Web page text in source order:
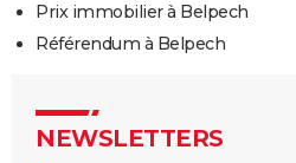
Prix immobilier à Belpech
Référendum à Belpech
NEWSLETTERS